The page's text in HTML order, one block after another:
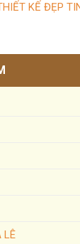
KẾ ĐẸP
LÊ